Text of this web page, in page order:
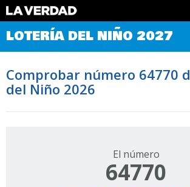
Comprobar Loteria del Niño
Premios
Noticias
Datos
Historia
LOTERÍA DEL NIÑO 2027
Comprobar número 64770
del Niño 2026
El número
64770